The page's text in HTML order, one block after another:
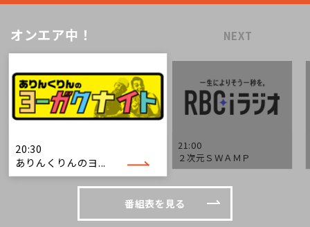
オンエア中！ NEXT
20:30
ありんくりんのヨ...
21:00
２次元ＳＷＡＭＰ
番組表を見る